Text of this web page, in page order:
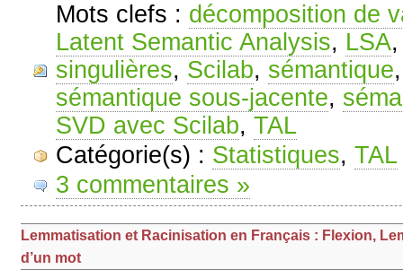
Mots clefs : décomposition de
Latent Semantic Analysis, LSA
singulières, Scilab, sémantique
sémantique sous-jacente,
SVD avec Scilab, TAL
Catégorie(s) : Statistiques, TAL
3 commentaires »
Lemmatisation et Racinisation en Français : Flexion,
d’un mot